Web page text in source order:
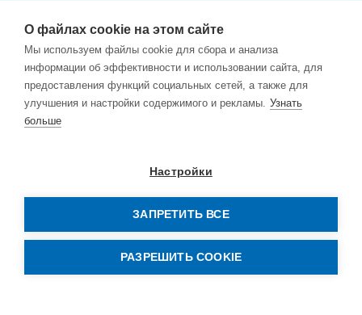
информационный листок
Подпишитесь на нашу бесплатную рассылку.
© Copyright by Rehm Thermal Systems GmbH
О файлах cookie на этом сайте
Мы используем файлы cookie для сбора и анализа
информации об эффективности и использовании сайта, для
предоставления функций социальных сетей, а также для
улучшения и настройки содержимого и рекламы. Узнать
больше
Настройки
ЗАПРЕТИТЬ ВСЕ
РАЗРЕШИТЬ COOKIE